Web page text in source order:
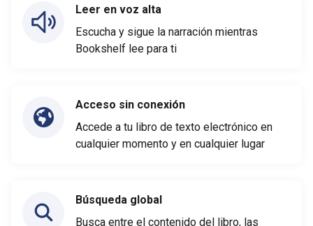
Leer en voz alta
Escucha y sigue la narración mientras
Bookshelf lee para ti
Acceso sin conexión
Accede a tu libro de texto electrónico en
cualquier momento y en cualquier lugar
Búsqueda global
Busca entre el contenido del libro, las